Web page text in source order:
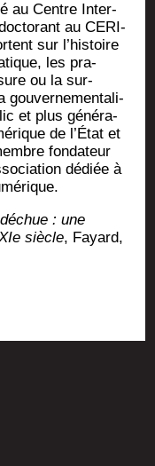
au Centre Inter­
au CERI-
sur l’his­toire
les pra­
ou la sur­
gou­ver­ne­men­ta­li­
et plus géné­ra­
de l’É­tat et
fon­da­teur
dédiée à
: une
siècle, Fayard,